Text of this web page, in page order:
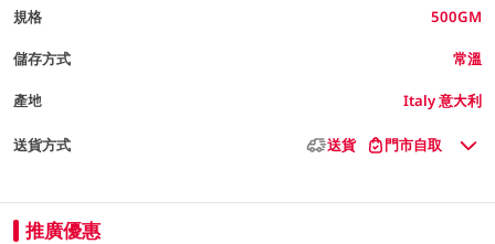
規格 500GM
儲存方式 常溫
產地 Italy 意大利
送貨方式 送貨 門市自取
推廣優惠